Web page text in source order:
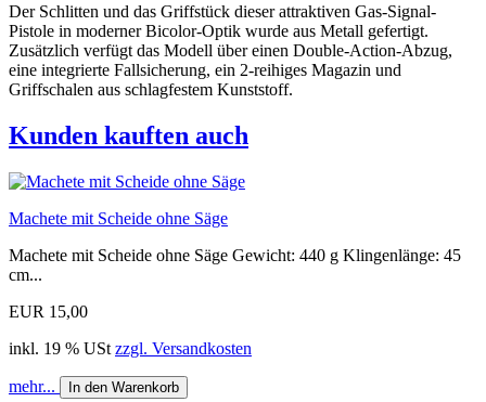
Der Schlitten und das Griffstück dieser attraktiven Gas-Signal-
Pistole in moderner Bicolor-Optik wurde aus Metall gefertigt.
Zusätzlich verfügt das Modell über einen Double-Action-Abzug,
eine integrierte Fallsicherung, ein 2-reihiges Magazin und
Griffschalen aus schlagfestem Kunststoff.
Kunden kauften auch
Machete mit Scheide ohne Säge
Machete mit Scheide ohne Säge Gewicht: 440 g Klingenlänge: 45
cm...
EUR 15,00
inkl. 19 % USt zzgl. Versandkosten
mehr... In den Warenkorb